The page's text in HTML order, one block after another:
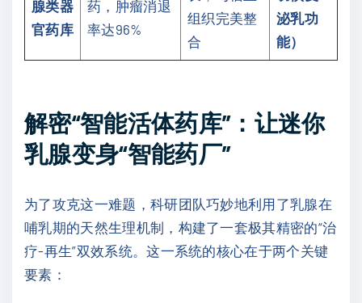
腺类器
官药库
药，肿瘤消退
率达96%
组织完美整
合
泌乳功
能）
解密“智能活体药库”：让迷你
乳腺变身“智能药厂”
为了攻克这一难题，科研团队巧妙地利用了乳腺在
哺乳期的天然生理机制，构建了一套极其精密的“治
疗-再生”双效系统。这一系统的核心在于两个关键
要素：